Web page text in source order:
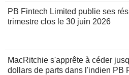
PB Fintech Limited publie ses
trimestre clos le 30 juin 2026
MacRitchie s'apprête à céder
dollars de parts dans l'indien PB